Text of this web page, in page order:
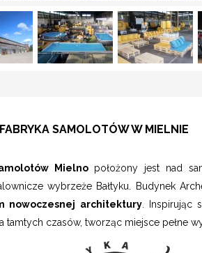
SAMOLOTÓW W MIELNIE
Mielno położony jest nad
wybrzeże Bałtyku. Budynek
nowoczesnej architektury. Inspirując
czasów, tworząc miejsce pełne